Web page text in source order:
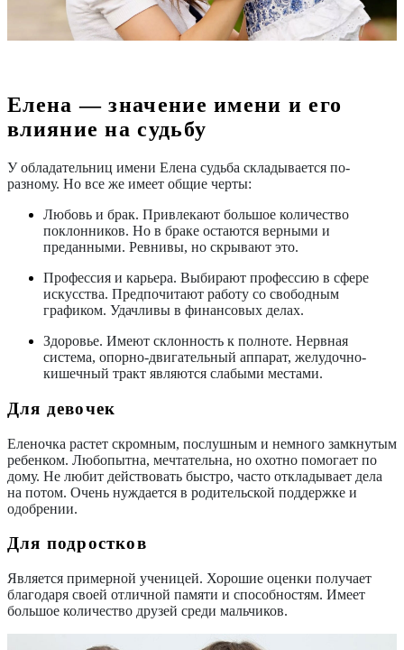
Елена — значение имени и его
влияние на судьбу
У обладательниц имени Елена судьба складывается по-
разному. Но все же имеет общие черты:
Любовь и брак. Привлекают большое количество
поклонников. Но в браке остаются верными и
преданными. Ревнивы, но скрывают это.
Профессия и карьера. Выбирают профессию в сфере
искусства. Предпочитают работу со свободным
графиком. Удачливы в финансовых делах.
Здоровье. Имеют склонность к полноте. Нервная
система, опорно-двигательный аппарат, желудочно-
кишечный тракт являются слабыми местами.
Для девочек
Еленочка растет скромным, послушным и немного замкнутым
ребенком. Любопытна, мечтательна, но охотно помогает по
дому. Не любит действовать быстро, часто откладывает дела
на потом. Очень нуждается в родительской поддержке и
одобрении.
Для подростков
Является примерной ученицей. Хорошие оценки получает
благодаря своей отличной памяти и способностям. Имеет
большое количество друзей среди мальчиков.